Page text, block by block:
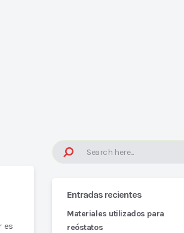
es
Entradas recientes
Materiales utilizados para
reóstatos